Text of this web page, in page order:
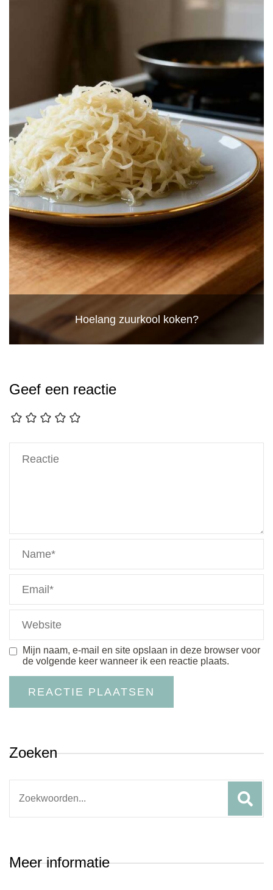
Hoelang zuurkool koken?
Geef een reactie
Mijn naam, e-mail en site opslaan in deze browser voor
de volgende keer wanneer ik een reactie plaats.
Zoeken
Meer informatie